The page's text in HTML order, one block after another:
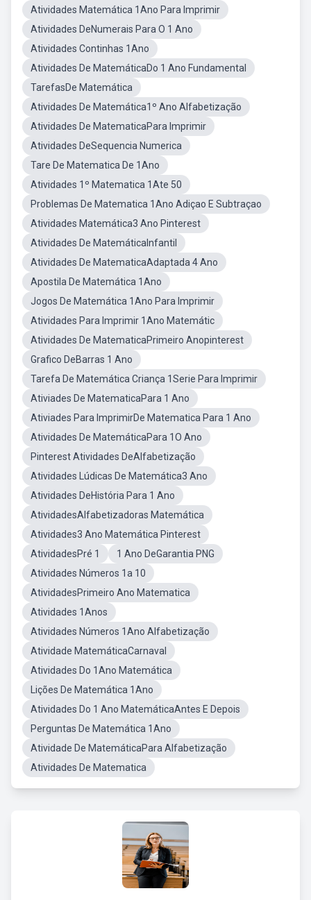
Atividades Matemática 1Ano Para Imprimir
Atividades DeNumerais Para O 1 Ano
Atividades Continhas 1Ano
Atividades De MatemáticaDo 1 Ano Fundamental
TarefasDe Matemática
Atividades De Matemática1º Ano Alfabetização
Atividades De MatematicaPara Imprimir
Atividades DeSequencia Numerica
Tare De Matematica De 1Ano
Atividades 1º Matematica 1Ate 50
Problemas De Matematica 1Ano Adiçao E Subtraçao
Atividades Matemática3 Ano Pinterest
Atividades De MatemáticaInfantil
Atividades De MatematicaAdaptada 4 Ano
Apostila De Matemática 1Ano
Jogos De Matemática 1Ano Para Imprimir
Atividades Para Imprimir 1Ano Matemátic
Atividades De MatematicaPrimeiro Anopinterest
Grafico DeBarras 1 Ano
Tarefa De Matemática Criança 1Serie Para Imprimir
Ativiades De MatematicaPara 1 Ano
Ativiades Para ImprimirDe Matematica Para 1 Ano
Atividades De MatemáticaPara 1O Ano
Pinterest Atividades DeAlfabetização
Atividades Lúdicas De Matemática3 Ano
Atividades DeHistória Para 1 Ano
AtividadesAlfabetizadoras Matemática
Atividades3 Ano Matemática Pinterest
AtividadesPré 1
1 Ano DeGarantia PNG
Atividades Números 1a 10
AtividadesPrimeiro Ano Matematica
Atividades 1Anos
Atividades Números 1Ano Alfabetização
Atividade MatemáticaCarnaval
Atividades Do 1Ano Matemática
Lições De Matemática 1Ano
Atividades Do 1 Ano MatemáticaAntes E Depois
Perguntas De Matemática 1Ano
Atividade De MatemáticaPara Alfabetização
Atividades De Matematica